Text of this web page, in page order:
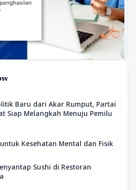
Baru dari Akar Rumput, Partai
Siap Melangkah Menuju Pemilu
Kesehatan Mental dan Fisik
Sushi di Restoran